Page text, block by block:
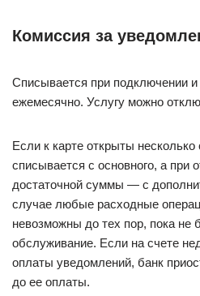
Комиссия за
Списывается при подключении
ежемесячно. Услугу можно
Если к карте открыты несколько
списывается с основного, а при
достаточной суммы — с
случае любые расходные
невозможны до тех пор, пока не
обслуживание. Если на счете
оплаты уведомлений, банк
до ее оплаты.